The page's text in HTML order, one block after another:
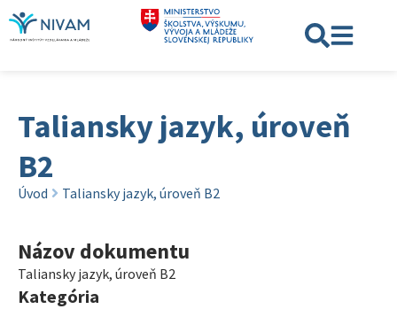
Taliansky jazyk, úroveň
B2
Úvod Taliansky jazyk, úroveň B2
Názov dokumentu
Taliansky jazyk, úroveň B2
Kategória